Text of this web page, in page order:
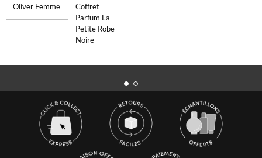
Oliver Femme
Coffret
Parfum La
Petite Robe
Noire